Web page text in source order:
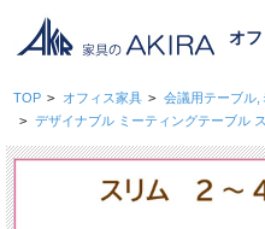
オ
TOP > オフィス家具 > 会議用テーブル,
> デザイナブル ミーティングテーブル